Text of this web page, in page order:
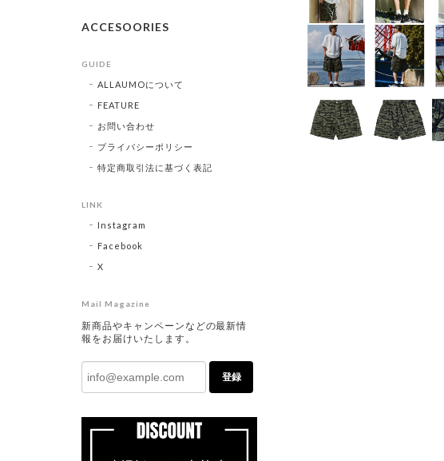
ACCESOORIES
GUIDE
ALLAUMOについて
FEATURE
お問い合わせ
プライバシーポリシー
特定商取引法に基づく表記
LINK
Instagram
Facebook
X
Mail Magazine
新商品やキャンペーンなどの最新情
報をお届けいたします。
登録